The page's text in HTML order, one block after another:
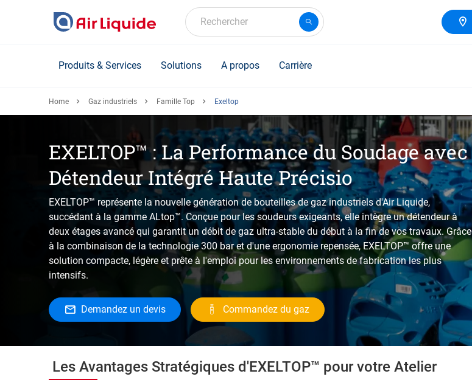
Rechercher
Produits & Services Solutions A propos Carrière
Home Gaz industriels Famille Top Exeltop
EXELTOP™ : La Performance du Soudage avec
Détendeur Intégré Haute Précisio
EXELTOP™ représente la nouvelle génération de bouteilles de gaz industriels d'Air Liquide,
succédant à la gamme ALtop™. Conçue pour les soudeurs exigeants, elle intègre un détendeur à
deux étages avancé qui garantit un débit de gaz ultra-stable du début à la fin de vos travaux. Grâce
à la combinaison de la technologie 300 bar et d'une ergonomie repensée, EXELTOP™ offre une
solution compacte, légère et prête à l'emploi pour les environnements de fabrication les plus
intensifs.
Demandez un devis Commandez du gaz
Les Avantages Stratégiques d'EXELTOP™ pour votre Atelier